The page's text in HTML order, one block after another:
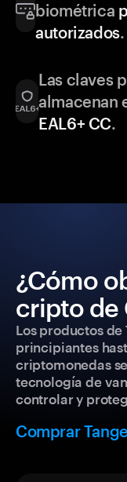
biométrica
autorizados.
Las claves
almacenan
EAL6+ CC.
¿Cómo
cripto de
Los productos de
principiantes
criptomonedas
tecnología de
controlar y
Comprar